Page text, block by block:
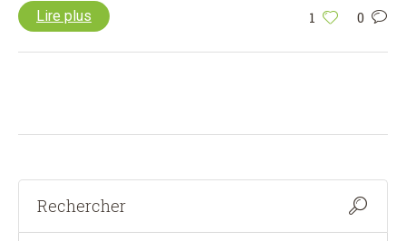
1 0
Lire plus